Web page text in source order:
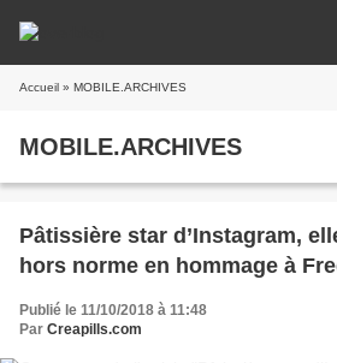
Accueil » MOBILE.ARCHIVES
MOBILE.ARCHIVES
Pâtissière star d’Instagram,
hors norme en hommage à
Publié le 11/10/2018 à 11:48
Par Creapills.com